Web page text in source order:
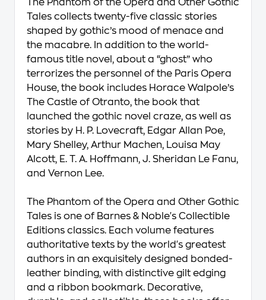
The Phantom of the Opera and Other Gothic
Tales collects twenty-five classic stories
shaped by gothic’s mood of menace and
the macabre. In addition to the world-
famous title novel, about a “ghost” who
terrorizes the personnel of the Paris Opera
House, the book includes Horace Walpole’s
The Castle of Otranto, the book that
launched the gothic novel craze, as well as
stories by H. P. Lovecraft, Edgar Allan Poe,
Mary Shelley, Arthur Machen, Louisa May
Alcott, E. T. A. Hoffmann, J. Sheridan Le Fanu,
and Vernon Lee.
The Phantom of the Opera and Other Gothic
Tales is one of Barnes & Noble's Collectible
Editions classics. Each volume features
authoritative texts by the world's greatest
authors in an exquisitely designed bonded-
leather binding, with distinctive gilt edging
and a ribbon bookmark. Decorative,